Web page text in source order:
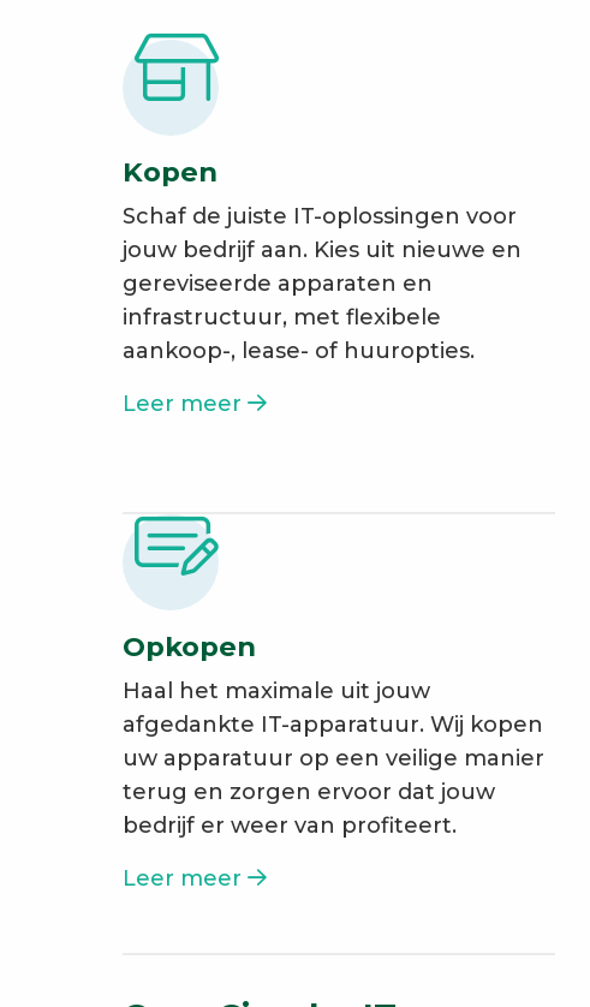
Kopen
Schaf de juiste IT-oplossingen voor
jouw bedrijf aan. Kies uit nieuwe en
gereviseerde apparaten en
infrastructuur, met flexibele
aankoop-, lease- of huuropties.
Leer meer
Opkopen
Haal het maximale uit jouw
afgedankte IT-apparatuur. Wij kopen
uw apparatuur op een veilige manier
terug en zorgen ervoor dat jouw
bedrijf er weer van profiteert.
Leer meer